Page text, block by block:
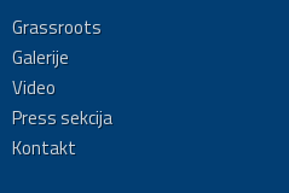
Grassroots
Galerije
Video
Press sekcija
Kontakt